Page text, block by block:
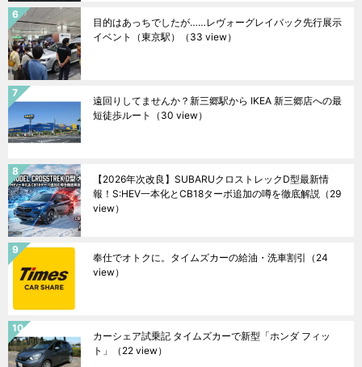
目的はあっちでしたが……レヴォーグレイバック先行展示
イベント（東京駅）
（33 view）
遠回りしてませんか？新三郷駅から IKEA 新三郷店への最
短徒歩ルート
（30 view）
【2026年次改良】SUBARUクロストレックD型最新情
報！S:HEV一本化とCB18ターボ追加の噂を徹底解説 （29
view）
奉仕でオトクに。タイムズカーの給油・洗車割引 （24
view）
カーシェア試乗記 タイムズカーで新型「ホンダ フィッ
ト」
（22 view）